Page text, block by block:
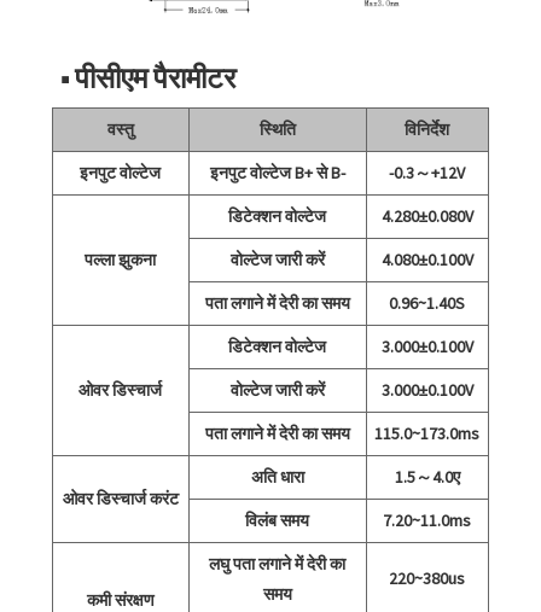
■ पीसीएम पैरामीटर
वस्तु स्थिति
विनिर्देश
इनपुट वोल्टेज
इनपुट वोल्टेज B+ से B- -0.3～+12V
पल्ला झुकना
डिटेक्शन वोल्टेज
4.280±0.080V
वोल्टेज जारी करें
4.080±0.100V
पता लगाने में देरी का समय
0.96~1.40S
ओवर डिस्चार्ज
डिटेक्शन वोल्टेज
3.000±0.100V
वोल्टेज जारी करें
3.000±0.100V
पता लगाने में देरी का समय
115.0~173.0ms
ओवर डिस्चार्ज करंट
अति धारा
1.5～4.0ए
विलंब समय
7.20~11.0ms
कमी संरक्षण
लघु पता लगाने में देरी का
समय
220~380us